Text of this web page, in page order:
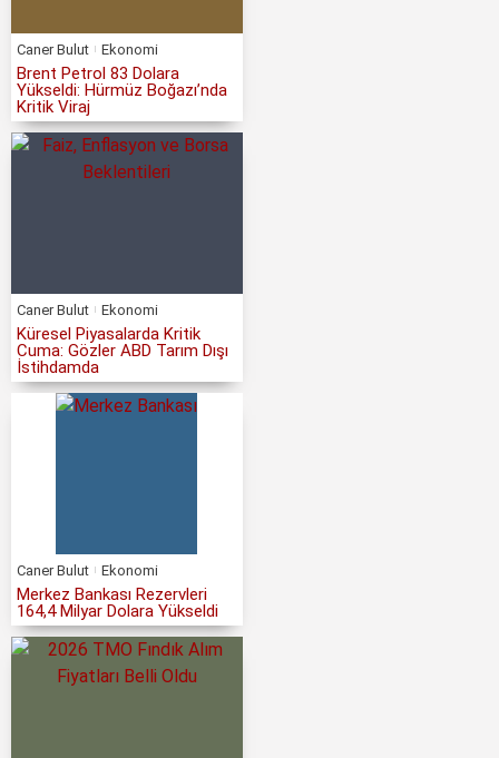
Caner Bulut Ekonomi
Brent Petrol 83 Dolara
Yükseldi: Hürmüz Boğazı’nda
Kritik Viraj
Caner Bulut Ekonomi
Küresel Piyasalarda Kritik
Cuma: Gözler ABD Tarım Dışı
İstihdamda
Caner Bulut Ekonomi
Merkez Bankası Rezervleri
164,4 Milyar Dolara Yükseldi